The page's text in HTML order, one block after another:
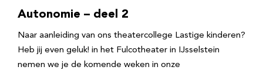
Autonomie – deel 2
Naar aanleiding van ons theatercollege Lastige kinderen?
Heb jij even geluk! in het Fulcotheater in IJsselstein
nemen we je de komende weken in onze